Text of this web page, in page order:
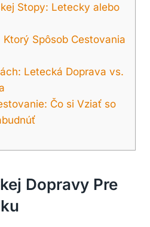
Stopy: Letecky alebo
Spôsob Cestovania
Letecká Doprava vs.
Čo si Vziať so
Dopravy Pre